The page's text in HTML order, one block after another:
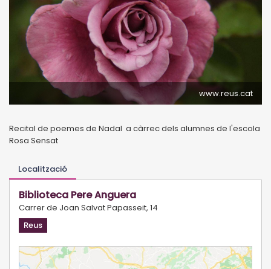
www.reus.cat
Recital de poemes de Nadal a càrrec dels alumnes de l'escola
Rosa Sensat
Localització
Biblioteca Pere Anguera
Carrer de Joan Salvat Papasseit, 14
Reus